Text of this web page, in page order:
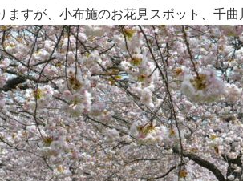
ますが、小布施のお花見スポット、千